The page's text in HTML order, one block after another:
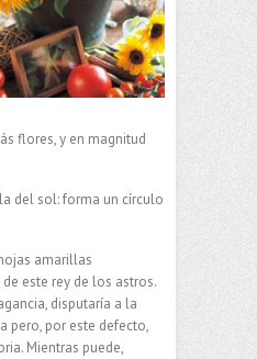
flores, y en magnitud
del sol: forma un círculo
amarillas
este rey de los astros.
disputaría a la
pero, por este defecto,
Mientras puede,